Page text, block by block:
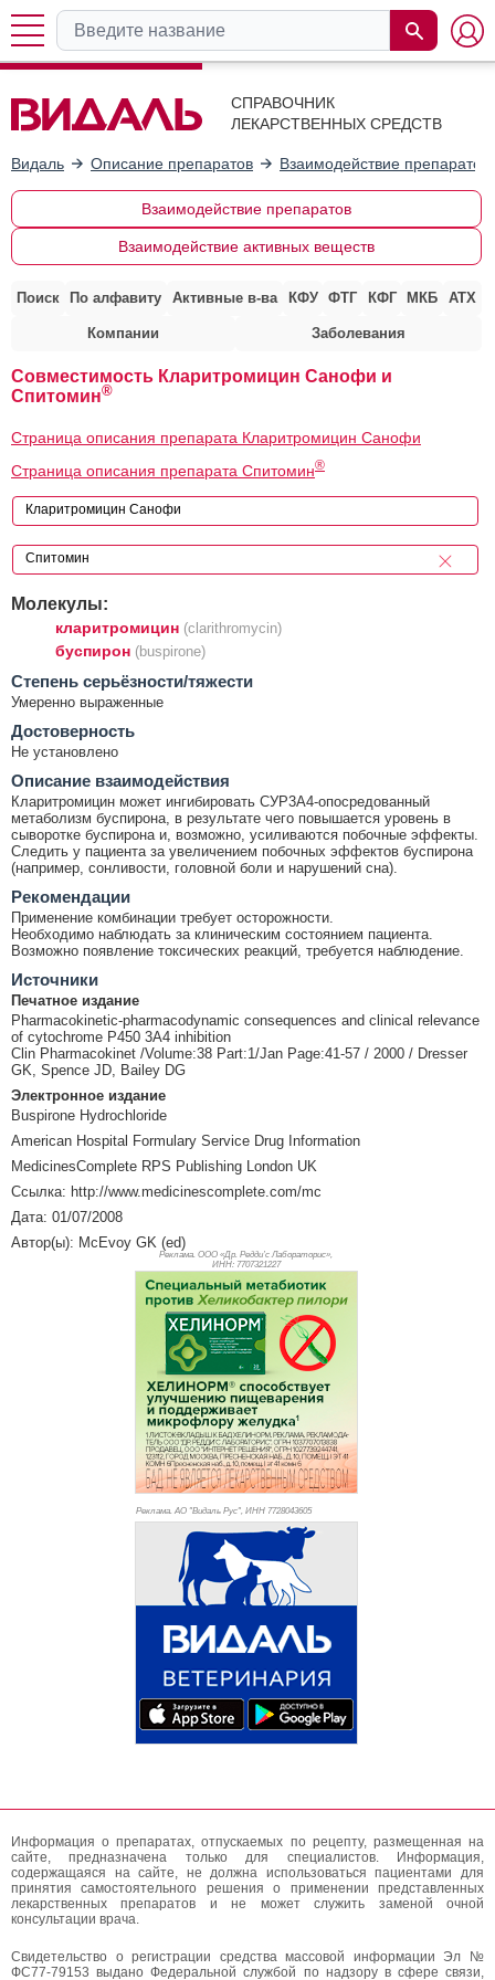
СПРАВОЧНИК
ЛЕКАРСТВЕННЫХ СРЕДСТВ
Видаль Описание препаратов Взаимодействие препаратов
Взаимодействие препаратов
Взаимодействие активных веществ
Поиск По алфавиту Активные в-ва КФУ ФТГ КФГ МКБ АТХ
Компании Заболевания
Совместимость Кларитромицин Санофи и
Спитомин®
Страница описания препарата Кларитромицин Санофи
Страница описания препарата Спитомин®
Молекулы:
кларитромицин (clarithromycin)
буспирон (buspirone)
Cтепень серьёзности/тяжести
Умеренно выраженные
Достоверность
Не установлено
Описание взаимодействия
Кларитромицин может ингибировать СУР3А4-опосредованный
метаболизм буспирона, в результате чего повышается уровень в
сыворотке буспирона и, возможно, усиливаются побочные эффекты.
Следить у пациента за увеличением побочных эффектов буспирона
(например, сонливости, головной боли и нарушений сна).
Рекомендации
Применение комбинации требует осторожности.
Необходимо наблюдать за клиническим состоянием пациента.
Возможно появление токсических реакций, требуется наблюдение.
Источники
Печатное издание
Pharmacokinetic-pharmacodynamic consequences and clinical relevance
of cytochrome P450 3A4 inhibition
Clin Pharmacokinet /Volume:38 Part:1/Jan Page:41-57 / 2000 / Dresser
GK, Spence JD, Bailey DG
Электронное издание
Buspirone Hydrochloride
American Hospital Formulary Service Drug Information
MedicinesComplete RPS Publishing London UK
Ссылка: http://www.medicinescomplete.com/mc
Дата: 01/07/2008
Автор(ы): McEvoy GK (ed)
Реклама. ООО «Др. Редди’с Лабораторис»,
ИНН: 7707321227
Реклама. АО "Видаль Рус", ИНН 7728043605
Информация о препаратах, отпускаемых по рецепту, размещенная на
сайте, предназначена только для специалистов. Информация,
содержащаяся на сайте, не должна использоваться пациентами для
принятия самостоятельного решения о применении представленных
лекарственных препаратов и не может служить заменой очной
консультации врача.
Свидетельство о регистрации средства массовой информации Эл №
ФС77-79153 выдано Федеральной службой по надзору в сфере связи,